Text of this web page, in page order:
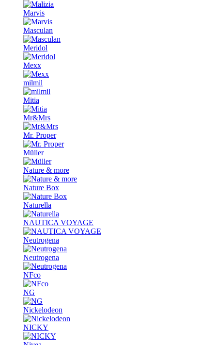
Marvis
Masculan
Meridol
Mexx
milmil
Mitia
Mr&Mrs
Mr. Proper
Müller
Nature & more
Nature Box
Naturella
NAUTICA VOYAGE
Neutrogena
Neutrogena
NFco
NG
Nickelodeon
NICKY